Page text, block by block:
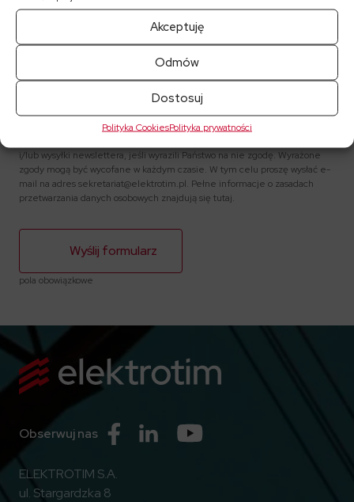
Akceptuję
Odmów
Dostosuj
Polityka CookiesPolityka prywatności
Maksymalny rozmiar pliku: 5MB
Zgadzam się na przetwarzanie danych osobowych zgodnie
z Regulaminem i Polityką Prywatności przez ELEKTROTIM
S.A.
Administratorem Państwa danych osobowych jest ELEKTROTIM S.A..
z siedzibą w Wrocławiu. Państwa dane osobowe będą przetwarzane w celu
i/lub wysyłki newslettera, jeśli wyrazili Państwo na nie zgodę. Wyrażone
zgody mogą być wycofane w każdym czasie. W tym celu proszę wysłać e-
mail na adres sekretariat@elektrotim.pl. Pełne informacje o zasadach
przetwarzania danych osobowych znajdują się tutaj.
pola obowiązkowe
Obserwuj nas Przejdź do Facebook
Przejdź do Linkedin
ELEKTROTIM S.A.
ul. Stargardzka 8